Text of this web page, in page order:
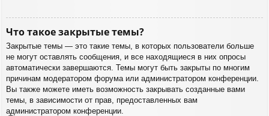
Что такое закрытые темы?
Закрытые темы — это такие темы, в которых пользователи больше
не могут оставлять сообщения, и все находящиеся в них опросы
автоматически завершаются. Темы могут быть закрыты по многим
причинам модератором форума или администратором конференции.
Вы также можете иметь возможность закрывать созданные вами
темы, в зависимости от прав, предоставленных вам
администратором конференции.